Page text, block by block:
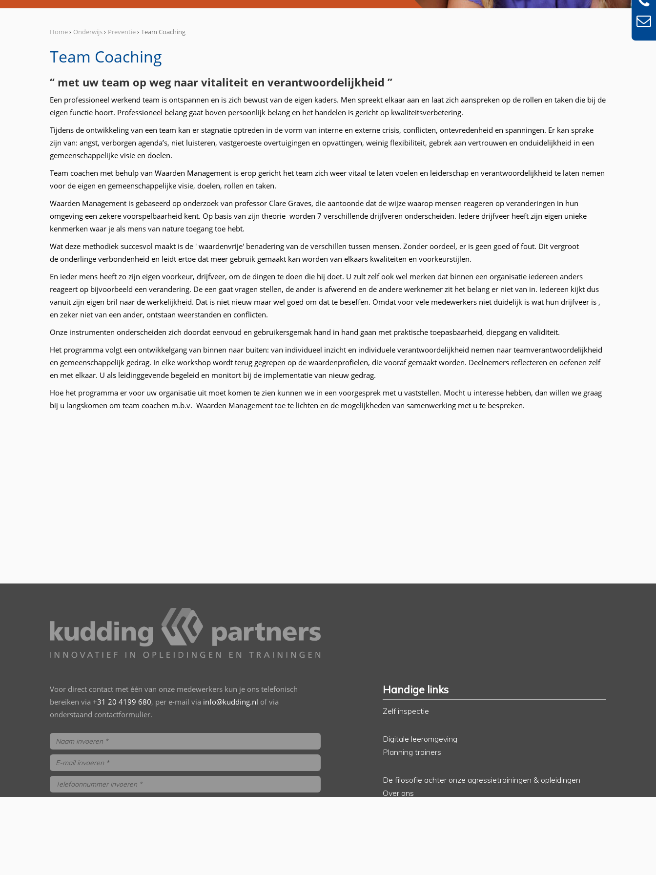
Home› Onderwijs› Preventie› Team Coaching
Team Coaching
“ met uw team op weg naar vitaliteit en verantwoordelijkheid ”
Een professioneel werkend team is ontspannen en is zich bewust van de eigen kaders. Men spreekt elkaar aan en laat zich aanspreken op de rollen en taken die bij de
eigen functie hoort. Professioneel belang gaat boven persoonlijk belang en het handelen is gericht op kwaliteitsverbetering.
Tijdens de ontwikkeling van een team kan er stagnatie optreden in de vorm van interne en externe crisis, conflicten, ontevredenheid en spanningen. Er kan sprake
zijn van: angst, verborgen agenda’s, niet luisteren, vastgeroeste overtuigingen en opvattingen, weinig flexibiliteit, gebrek aan vertrouwen en onduidelijkheid in een
gemeenschappelijke visie en doelen.
Team coachen met behulp van Waarden Management is erop gericht het team zich weer vitaal te laten voelen en leiderschap en verantwoordelijkheid te laten nemen
voor de eigen en gemeenschappelijke visie, doelen, rollen en taken.
Waarden Management is gebaseerd op onderzoek van professor Clare Graves, die aantoonde dat de wijze waarop mensen reageren op veranderingen in hun
omgeving een zekere voorspelbaarheid kent. Op basis van zijn theorie worden 7 verschillende drijfveren onderscheiden. Iedere drijfveer heeft zijn eigen unieke
kenmerken waar je als mens van nature toegang toe hebt.
Wat deze methodiek succesvol maakt is de ' waardenvrije' benadering van de verschillen tussen mensen. Zonder oordeel, er is geen goed of fout. Dit vergroot
de onderlinge verbondenheid en leidt ertoe dat meer gebruik gemaakt kan worden van elkaars kwaliteiten en voorkeurstijlen.
En ieder mens heeft zo zijn eigen voorkeur, drijfveer, om de dingen te doen die hij doet. U zult zelf ook wel merken dat binnen een organisatie iedereen anders
reageert op bijvoorbeeld een verandering. De een gaat vragen stellen, de ander is afwerend en de andere werknemer zit het belang er niet van in. Iedereen kijkt dus
vanuit zijn eigen bril naar de werkelijkheid. Dat is niet nieuw maar wel goed om dat te beseffen. Omdat voor vele medewerkers niet duidelijk is wat hun drijfveer is ,
en zeker niet van een ander, ontstaan weerstanden en conflicten.
Onze instrumenten onderscheiden zich doordat eenvoud en gebruikersgemak hand in hand gaan met praktische toepasbaarheid, diepgang en validiteit.
Het programma volgt een ontwikkelgang van binnen naar buiten: van individueel inzicht en individuele verantwoordelijkheid nemen naar teamverantwoordelijkheid
en gemeenschappelijk gedrag. In elke workshop wordt terug gegrepen op de waardenprofielen, die vooraf gemaakt worden. Deelnemers reflecteren en oefenen zelf
en met elkaar. U als leidinggevende begeleid en monitort bij de implementatie van nieuw gedrag.
Hoe het programma er voor uw organisatie uit moet komen te zien kunnen we in een voorgesprek met u vaststellen. Mocht u interesse hebben, dan willen we graag
bij u langskomen om team coachen m.b.v. Waarden Management toe te lichten en de mogelijkheden van samenwerking met u te bespreken.
Voor direct contact met één van onze medewerkers kun je ons telefonisch
bereiken via +31 20 4199 680, per e-mail via info@kudding.nl of via
onderstaand contactformulier.
Handige links
Zelf inspectie
Digitale leeromgeving
Planning trainers
De filosofie achter onze agressietrainingen & opleidingen
Over ons